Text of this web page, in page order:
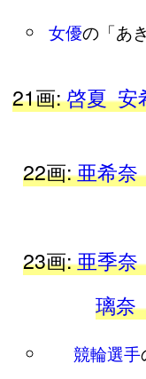
女優の「あ
21画:啓夏 安
22画:亜希奈
23画:亜季奈
璃奈
競輪選手